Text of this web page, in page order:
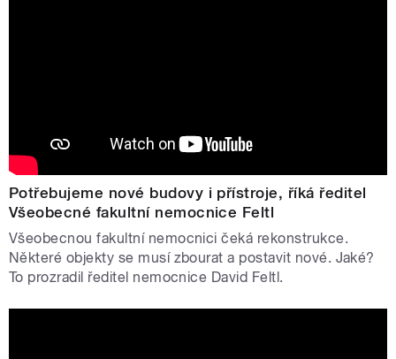
Potřebujeme nové budovy i přístroje, říká ředitel
Všeobecné fakultní nemocnice Feltl
Všeobecnou fakultní nemocnici čeká rekonstrukce.
Některé objekty se musí zbourat a postavit nové. Jaké?
To prozradil ředitel nemocnice David Feltl.